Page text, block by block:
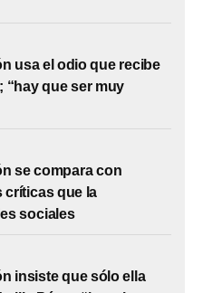
usa el odio que recibe
que ser muy
se compara con
críticas que la
sociales
insiste que sólo ella